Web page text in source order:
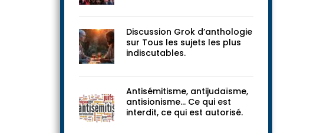
Discussion Grok d’anthologie
sur Tous les sujets les plus
indiscutables.
Antisémitisme, antijudaïsme,
antisionisme… Ce qui est
interdit, ce qui est autorisé.